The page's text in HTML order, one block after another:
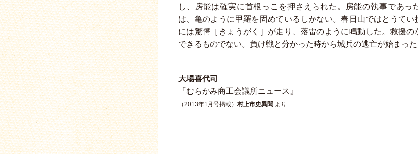
し、房能は確実に首根っこを押さえられた。房能の執事であっ
は、亀のように甲羅を固めているしかない。春日山ではとうてい
には驚愕［きょうがく］が走り、落雷のように鳴動した。救援の
できるものでない。負け戦と分かった時から城兵の逃亡が始まった
大場喜代司
『むらかみ商工会議所ニュース』
（2013年1月号掲載） 村上市史異聞 より